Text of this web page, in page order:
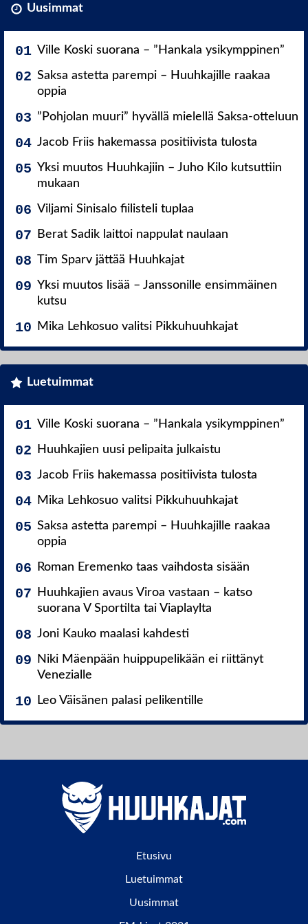
Uusimmat
Ville Koski suorana – ”Hankala ysikymppinen”
Saksa astetta parempi – Huuhkajille raakaa
oppia
”Pohjolan muuri” hyvällä mielellä Saksa-otteluun
Jacob Friis hakemassa positiivista tulosta
Yksi muutos Huuhkajiin – Juho Kilo kutsuttiin
mukaan
Viljami Sinisalo fiilisteli tuplaa
Berat Sadik laittoi nappulat naulaan
Tim Sparv jättää Huuhkajat
Yksi muutos lisää – Janssonille ensimmäinen
kutsu
Mika Lehkosuo valitsi Pikkuhuuhkajat
Luetuimmat
Ville Koski suorana – ”Hankala ysikymppinen”
Huuhkajien uusi pelipaita julkaistu
Jacob Friis hakemassa positiivista tulosta
Mika Lehkosuo valitsi Pikkuhuuhkajat
Saksa astetta parempi – Huuhkajille raakaa
oppia
Roman Eremenko taas vaihdosta sisään
Huuhkajien avaus Viroa vastaan – katso
suorana V Sportilta tai Viaplaylta
Joni Kauko maalasi kahdesti
Niki Mäenpään huippupelikään ei riittänyt
Venezialle
Leo Väisänen palasi pelikentille
Etusivu
Luetuimmat
Uusimmat